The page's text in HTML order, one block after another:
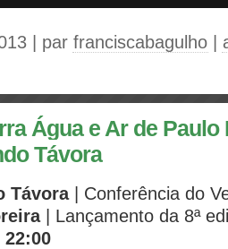
| par franciscabagulho
Água e Ar de Paulo
Távora
Távora
| Conferência do
| Lançamento da 8ª
22:00